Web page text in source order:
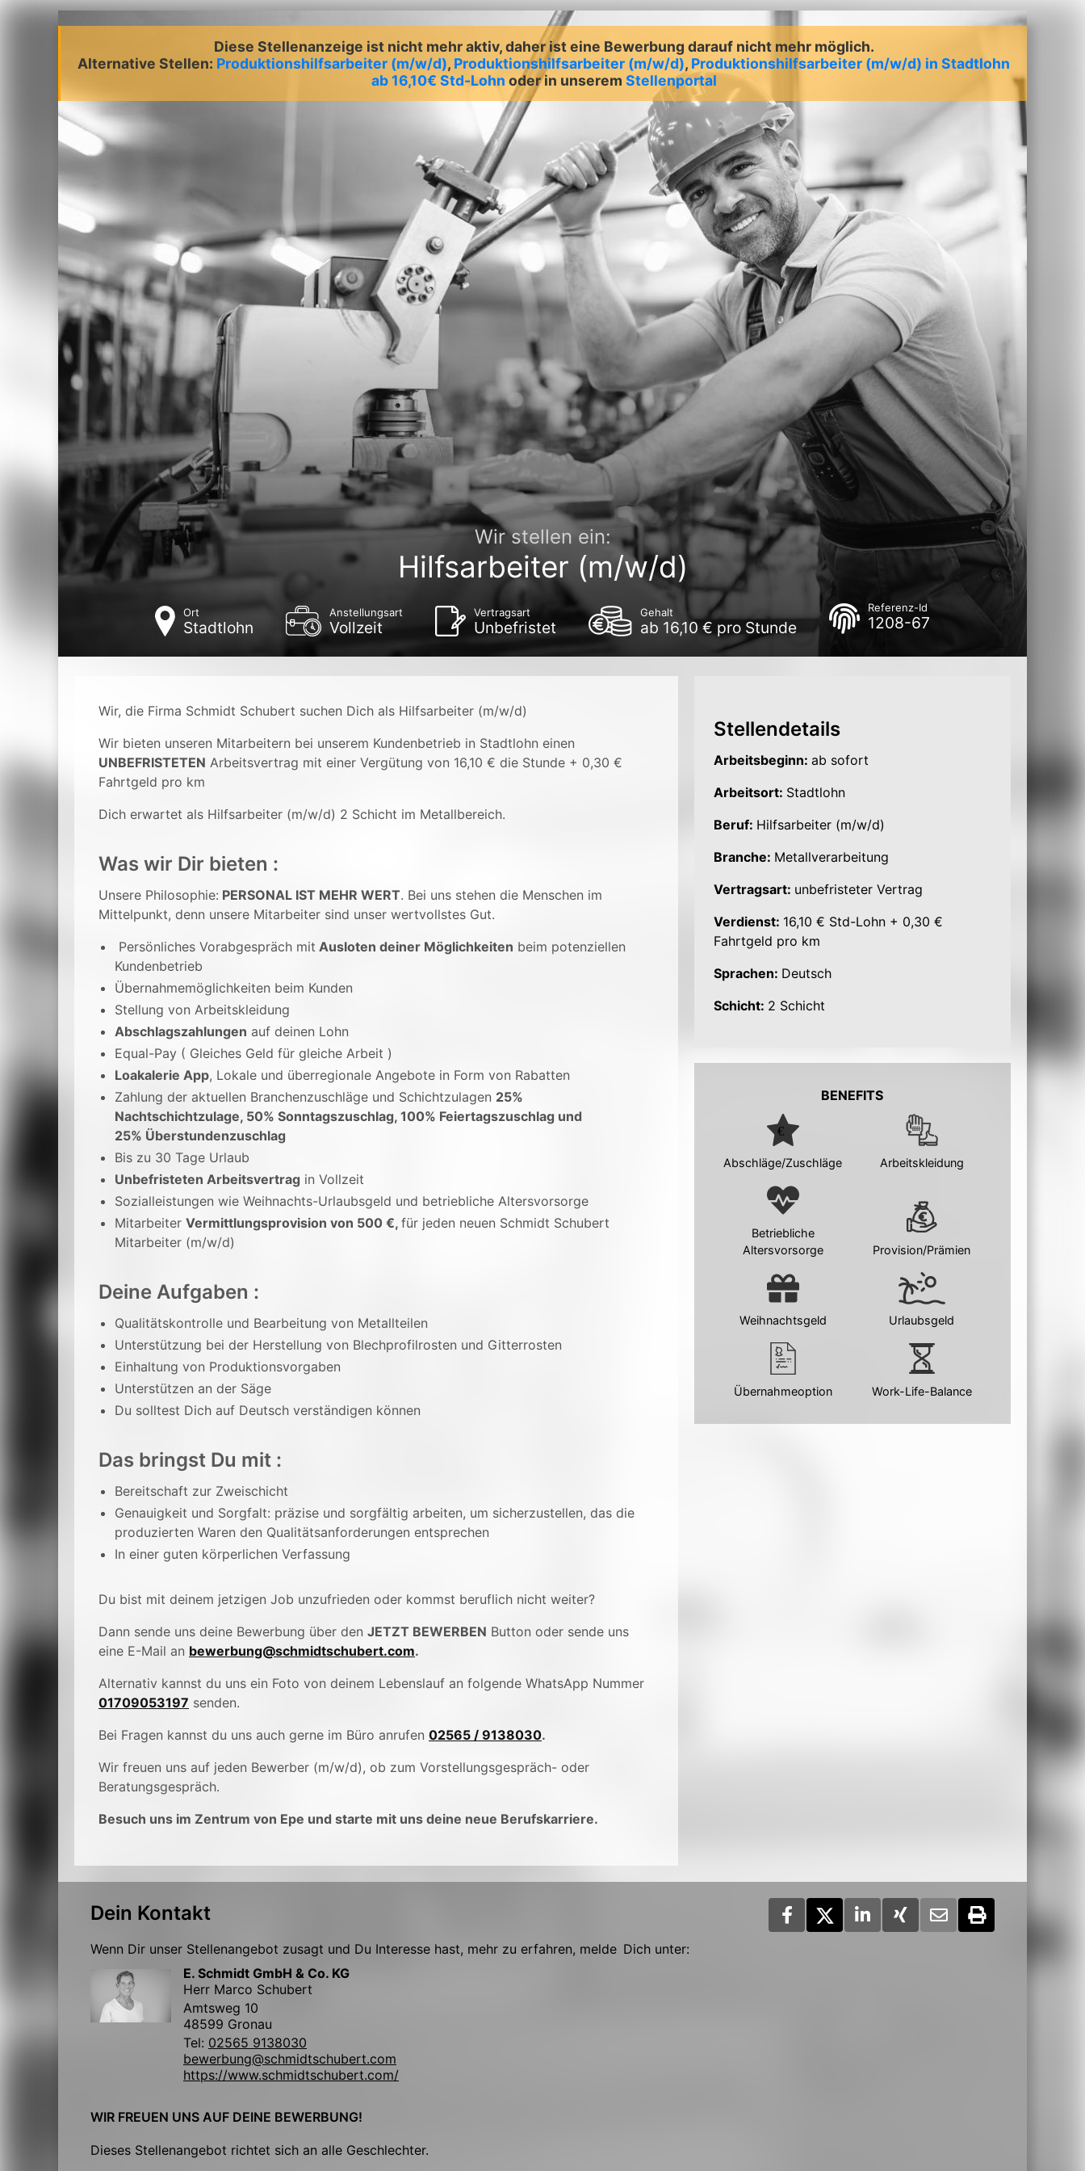
Diese Stellenanzeige ist nicht mehr aktiv, daher ist eine Bewerbung darauf nicht mehr möglich.
Alternative Stellen: Produktionshilfsarbeiter (m/w/d), Produktionshilfsarbeiter (m/w/d), Produktionshilfsarbeiter (m/w/d) in Stadtlohn
ab 16,10€ Std-Lohn oder in unserem Stellenportal
Wir stellen ein:
Hilfsarbeiter (m/w/d)
Ort
Stadtlohn
Anstellungsart
Vollzeit
Vertragsart
Unbefristet
Gehalt
ab 16,10 € pro Stunde
Referenz-Id
1208-67
Wir, die Firma Schmidt Schubert suchen Dich als Hilfsarbeiter (m/w/d)
Wir bieten unseren Mitarbeitern bei unserem Kundenbetrieb in Stadtlohn einen
UNBEFRISTETEN Arbeitsvertrag mit einer Vergütung von 16,10 € die Stunde + 0,30 €
Fahrtgeld pro km
Dich erwartet als Hilfsarbeiter (m/w/d) 2 Schicht im Metallbereich.
Was wir Dir bieten :
Unsere Philosophie: PERSONAL IST MEHR WERT. Bei uns stehen die Menschen im
Mittelpunkt, denn unsere Mitarbeiter sind unser wertvollstes Gut.
Persönliches Vorabgespräch mit Ausloten deiner Möglichkeiten beim potenziellen
Kundenbetrieb
Übernahmemöglichkeiten beim Kunden
Stellung von Arbeitskleidung
Abschlagszahlungen auf deinen Lohn
Equal-Pay ( Gleiches Geld für gleiche Arbeit )
Loakalerie App, Lokale und überregionale Angebote in Form von Rabatten
Zahlung der aktuellen Branchenzuschläge und Schichtzulagen 25%
Nachtschichtzulage, 50% Sonntagszuschlag, 100% Feiertagszuschlag und
25% Überstundenzuschlag
Bis zu 30 Tage Urlaub
Unbefristeten Arbeitsvertrag in Vollzeit
Sozialleistungen wie Weihnachts-Urlaubsgeld und betriebliche Altersvorsorge
Mitarbeiter Vermittlungsprovision von 500 €, für jeden neuen Schmidt Schubert
Mitarbeiter (m/w/d)
Deine Aufgaben :
Qualitätskontrolle und Bearbeitung von Metallteilen
Unterstützung bei der Herstellung von Blechprofilrosten und Gitterrosten
Einhaltung von Produktionsvorgaben
Unterstützen an der Säge
Du solltest Dich auf Deutsch verständigen können
Das bringst Du mit :
Bereitschaft zur Zweischicht
Genauigkeit und Sorgfalt: präzise und sorgfältig arbeiten, um sicherzustellen, das die
produzierten Waren den Qualitätsanforderungen entsprechen
In einer guten körperlichen Verfassung
Du bist mit deinem jetzigen Job unzufrieden oder kommst beruflich nicht weiter?
Dann sende uns deine Bewerbung über den JETZT BEWERBEN Button oder sende uns
eine E-Mail an bewerbung@schmidtschubert.com.
Alternativ kannst du uns ein Foto von deinem Lebenslauf an folgende WhatsApp Nummer
01709053197 senden.
Bei Fragen kannst du uns auch gerne im Büro anrufen 02565 / 9138030.
Wir freuen uns auf jeden Bewerber (m/w/d), ob zum Vorstellungsgespräch- oder
Beratungsgespräch.
Besuch uns im Zentrum von Epe und starte mit uns deine neue Berufskarriere.
Stellendetails
Arbeitsbeginn: ab sofort
Arbeitsort: Stadtlohn
Beruf: Hilfsarbeiter (m/w/d)
Branche: Metallverarbeitung
Vertragsart: unbefristeter Vertrag
Verdienst: 16,10 € Std-Lohn + 0,30 €
Fahrtgeld pro km
Sprachen: Deutsch
Schicht: 2 Schicht
BENEFITS
Abschläge/Zuschläge Arbeitskleidung
Betriebliche
Altersvorsorge
Provision/Prämien
Weihnachtsgeld Urlaubsgeld
Übernahmeoption Work-Life-Balance
Dein Kontakt
Wenn Dir unser Stellenangebot zusagt und Du Interesse hast, mehr zu erfahren, melde Dich unter:
E. Schmidt GmbH & Co. KG
Herr Marco Schubert
Amtsweg 10
48599 Gronau
Tel: 02565 9138030
bewerbung@schmidtschubert.com
https://www.schmidtschubert.com/
WIR FREUEN UNS AUF DEINE BEWERBUNG!
Dieses Stellenangebot richtet sich an alle Geschlechter.